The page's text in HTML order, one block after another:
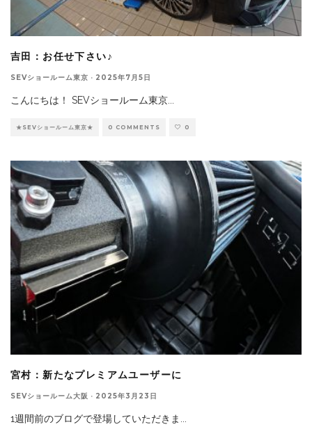
吉田：お任せ下さい♪
SEVショールーム東京 · 2025年7月5日
こんにちは！ SEVショールーム東京...
★SEVショールーム東京★ 0 COMMENTS 0
宮村：新たなプレミアムユーザーに
SEVショールーム大阪 · 2025年3月23日
1週間前のブログで登場していただきま